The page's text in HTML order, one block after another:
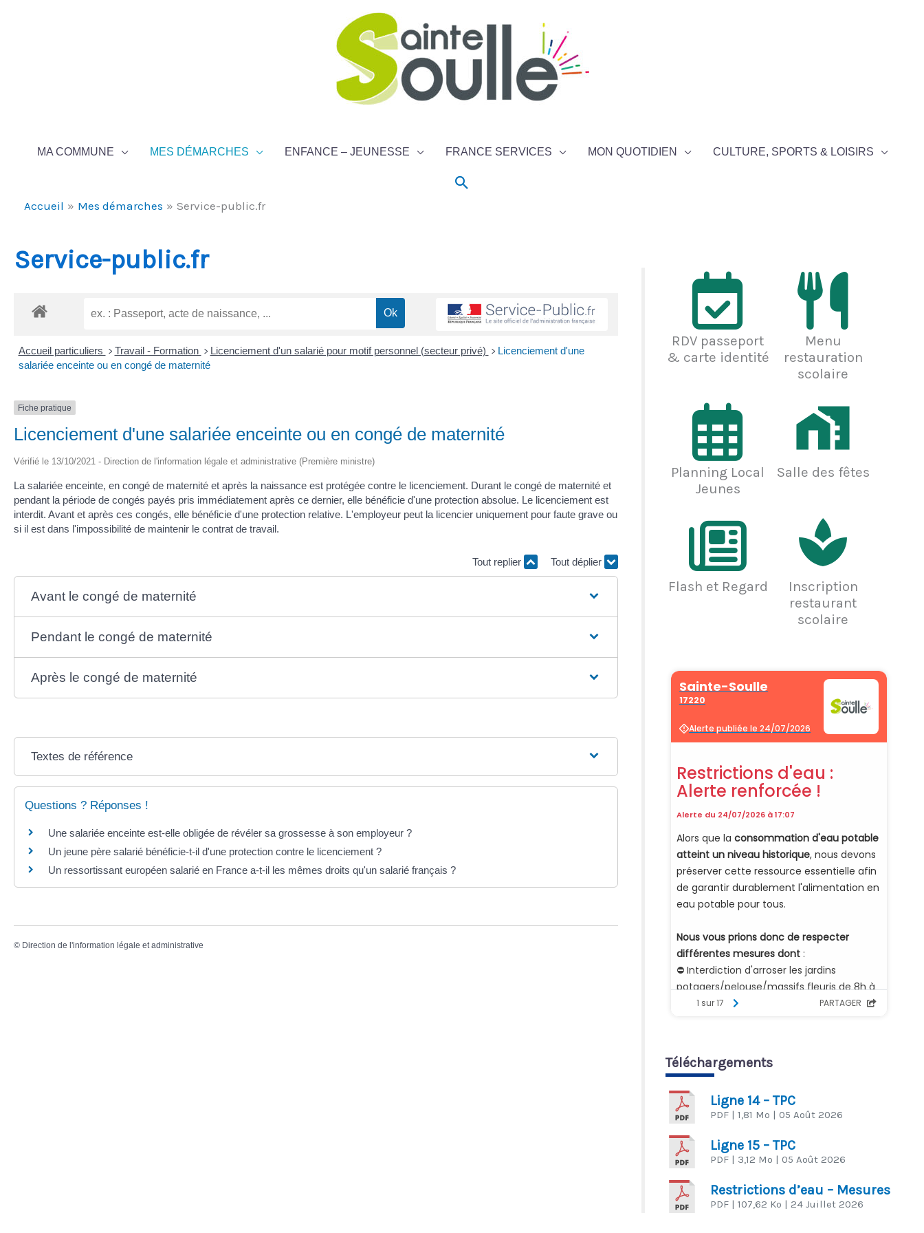
MA COMMUNE MES DÉMARCHES ENFANCE – JEUNESSE FRANCE SERVICES MON QUOTIDIEN CULTURE, SPORTS & LOISIRS
Rechercher
Accueil Mes démarches Service-public.fr
Service-public.fr
Accueil particuliers > Travail - Formation > Licenciement d'un salarié pour motif personnel (secteur privé) > Licenciement d'une
salariée enceinte ou en congé de maternité
Fiche pratique
Licenciement d'une salariée enceinte ou en congé de maternité
Vérifié le 13/10/2021 - Direction de l'information légale et administrative (Première ministre)
La salariée enceinte, en congé de maternité et après la naissance est protégée contre le licenciement. Durant le congé de maternité et
pendant la période de congés payés pris immédiatement après ce dernier, elle bénéficie d'une protection absolue. Le licenciement est
interdit. Avant et après ces congés, elle bénéficie d'une protection relative. L'employeur peut la licencier uniquement pour faute grave ou
si il est dans l'impossibilité de maintenir le contrat de travail.
Tout replier Tout déplier
Avant le congé de maternité
Pendant le congé de maternité
Après le congé de maternité
Textes de référence
Questions ? Réponses !
Une salariée enceinte est-elle obligée de révéler sa grossesse à son employeur ?
Un jeune père salarié bénéficie-t-il d'une protection contre le licenciement ?
Un ressortissant européen salarié en France a-t-il les mêmes droits qu'un salarié français ?
© Direction de l'information légale et administrative
RDV passeport
& carte identité
Menu
restauration
scolaire
Planning Local
Jeunes
Salle des fêtes
Flash et Regard
Inscription
restaurant
scolaire
Téléchargements
Ligne 14 – TPC
PDF| 1,81 Mo | 05 Août 2026
Ligne 15 – TPC
PDF| 3,12 Mo | 05 Août 2026
Restrictions d’eau – Mesures
PDF| 107,62 Ko | 24 Juillet 2026